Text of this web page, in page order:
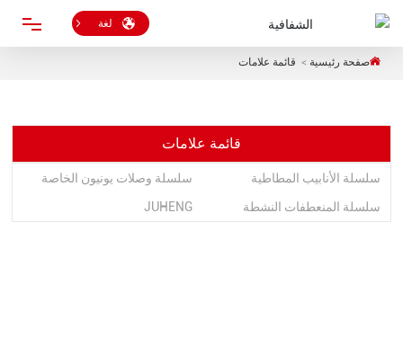
منتجات
معلومات عنا
لغة
صفحة رئيسية قائمة علامات
قائمة علامات
سلسلة الأنابيب المطاطية
سلسلة وصلات يونيون الخاصة
سلسلة المنعطفات النشطة
JUHENG